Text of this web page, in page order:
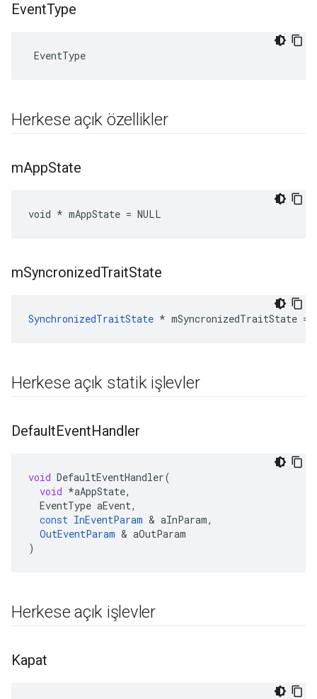
EventType
EventType
Herkese açık özellikler
mAppState
void * mAppState = NULL
mSyncronizedTraitState
SynchronizedTraitState * mSyncronizedTraitState =
Herkese açık statik işlevler
DefaultEventHandler
void DefaultEventHandler(
void *aAppState,
EventType aEvent,
const InEventParam & aInParam,
OutEventParam & aOutParam
)
Herkese açık işlevler
Kapat